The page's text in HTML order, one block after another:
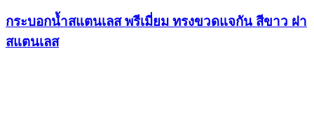
กระบอกน้ำสแตนเลส พรีเมี่ยม ทรงขวดแจกัน สีขาว ฝา
สแตนเลส